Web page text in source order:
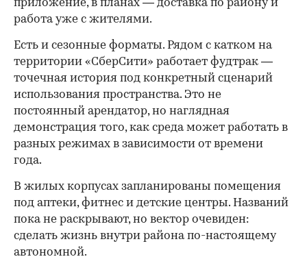
приложение, в планах — доставка по району и
работа уже с жителями.
Есть и сезонные форматы. Рядом с катком на
территории «СберСити» работает фудтрак —
точечная история под конкретный сценарий
использования пространства. Это не
постоянный арендатор, но наглядная
демонстрация того, как среда может работать в
разных режимах в зависимости от времени
года.
В жилых корпусах запланированы помещения
под аптеки, фитнес и детские центры. Названий
пока не раскрывают, но вектор очевиден:
сделать жизнь внутри района по-настоящему
автономной.